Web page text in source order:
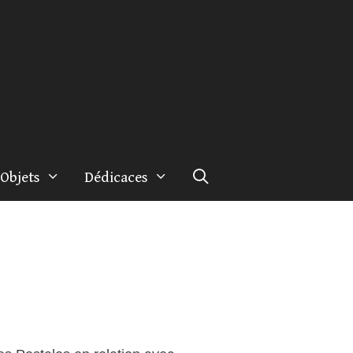
Objets Dédicaces